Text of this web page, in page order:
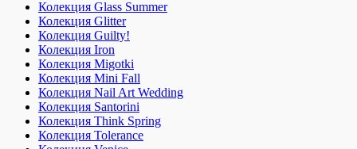
Колекция Glass Summer
Колекция Glitter
Колекция Guilty!
Колекция Iron
Колекция Migotki
Колекция Mini Fall
Колекция Nail Art Wedding
Колекция Santorini
Колекция Think Spring
Колекция Tolerance